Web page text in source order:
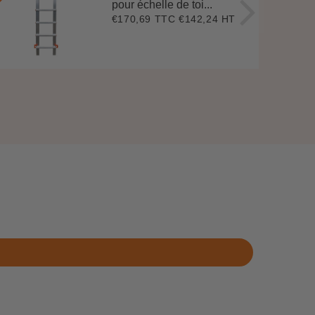
pour échelle de toi...
Prix
€170,69 TTC €170,69
€142,24 HT